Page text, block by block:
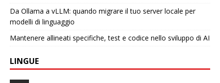
Da Ollama a vLLM: quando migrare il tuo server locale per
modelli di linguaggio
Mantenere allineati specifiche, test e codice nello sviluppo di AI
LINGUE